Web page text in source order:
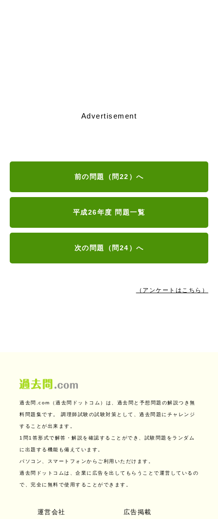
Advertisement
前の問題（問22）へ
平成26年度 問題一覧
次の問題（問24）へ
（アンケートはこちら）
過去問.com（過去問ドットコム）は、過去問と予想問題の解説つき無
料問題集です。 調理師試験の試験対策として、過去問題にチャレンジ
することが出来ます。
1問1答形式で解答・解説を確認することができ、試験問題をランダム
に出題する機能も備えています。
パソコン、スマートフォンからご利用いただけます。
過去問ドットコムは、企業に広告を出してもらうことで運営しているの
で、完全に無料で使用することができます。
運営会社 広告掲載